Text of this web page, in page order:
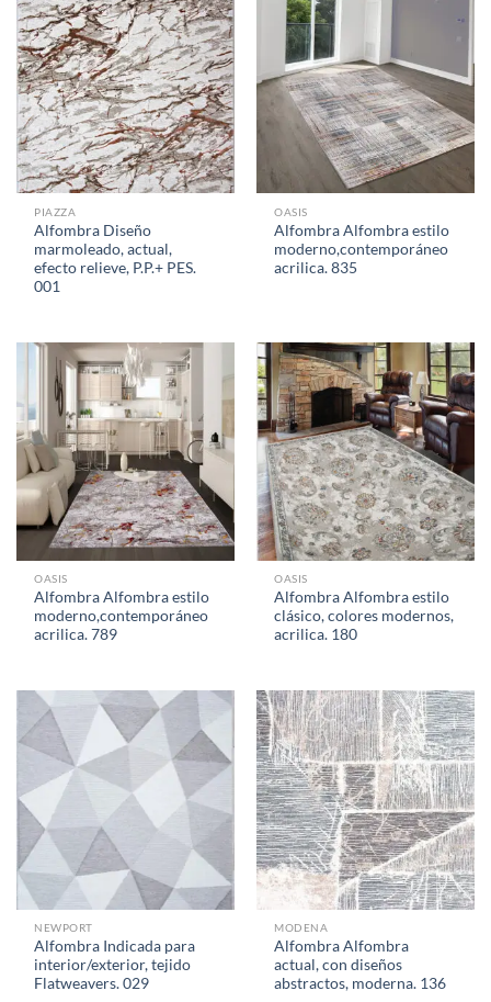
PIAZZA
Alfombra Diseño
marmoleado, actual,
efecto relieve, P.P.+ PES.
001
OASIS
Alfombra Alfombra estilo
moderno,contemporáneo
acrilica. 835
OASIS
Alfombra Alfombra estilo
moderno,contemporáneo
acrilica. 789
OASIS
Alfombra Alfombra estilo
clásico, colores modernos,
acrilica. 180
NEWPORT
Alfombra Indicada para
interior/exterior, tejido
Flatweavers. 029
MODENA
Alfombra Alfombra
actual, con diseños
abstractos, moderna. 136